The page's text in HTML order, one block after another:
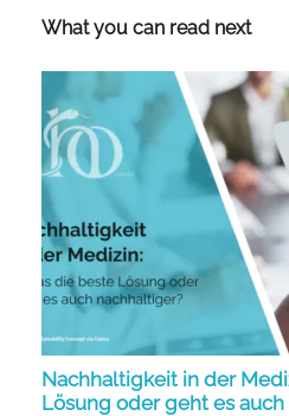
What you can read next
Nachhaltigkeit in der
Lösung oder geht es